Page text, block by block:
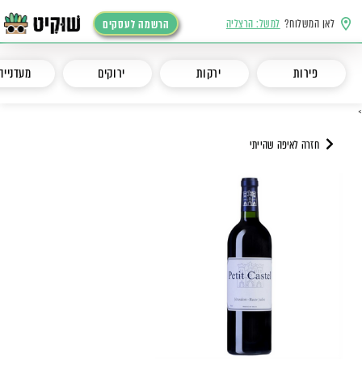
לאן המשלוח? למשל: הרצליה הרשמה לעסקים
פירות ירקות ירוקים
>
חזרה לאיפה שהייתי